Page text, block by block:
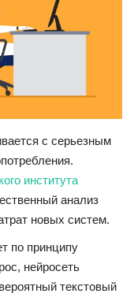
с серьезным
института
анализ
новых систем.
по принципу
нейросеть
текстовый